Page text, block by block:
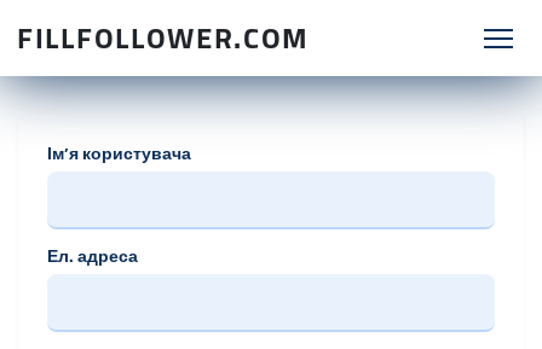
FILLFOLLOWER.COM
Ім’я користувача
Ел. адреса